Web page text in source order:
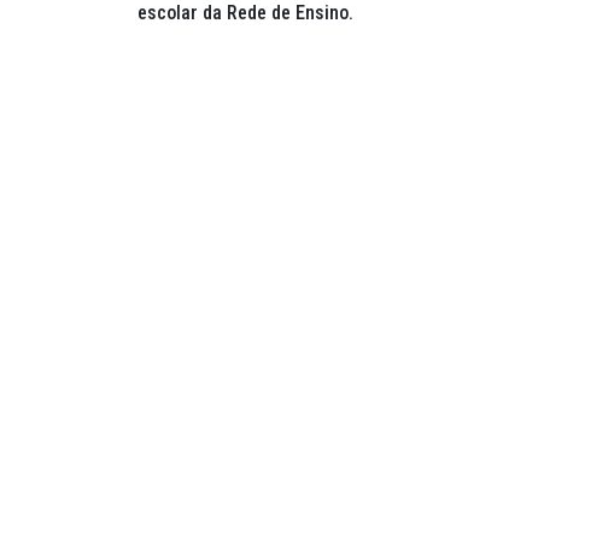
escolar da Rede de Ensino.